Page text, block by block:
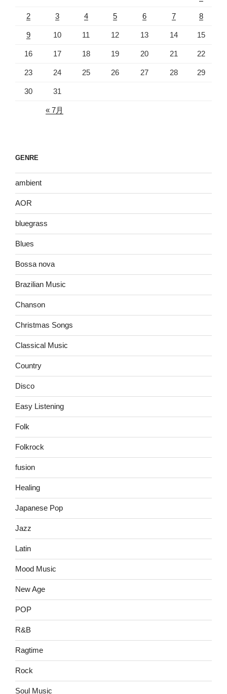
2 3 4 5 6 7 8
9 10 11 12 13 14 15
16 17 18 19 20 21 22
23 24 25 26 27 28 29
30 31
« 7月
GENRE
ambient
AOR
bluegrass
Blues
Bossa nova
Brazilian Music
Chanson
Christmas Songs
Classical Music
Country
Disco
Easy Listening
Folk
Folkrock
fusion
Healing
Japanese Pop
Jazz
Latin
Mood Music
New Age
POP
R&B
Ragtime
Rock
Soul Music